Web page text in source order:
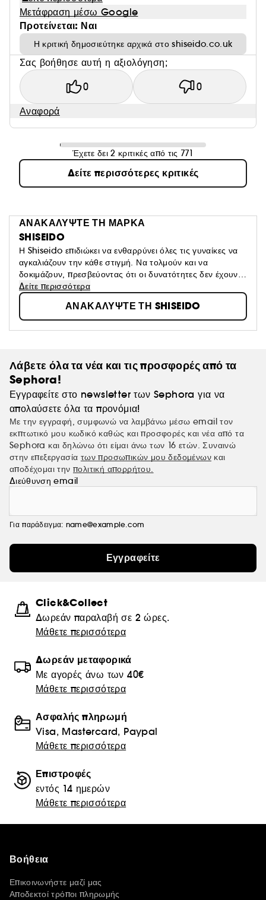
ΥΦΗ ΚΑΙ ΑΡΩΜΑ
Απολαύστε το πολυτελές άρωμα της ιαπωνικής
ορχιδέας, που περικλείεται σε μια πλούσια υφή, καθώς
απλώνεται απαλά στο δέρμα.
ΠΡΟΓΡΑΜΜΑ ΠΕΡΙΠΟΙΗΣΗΣ
Για ένα ολοκληρωμένο πρόγραμμα περιποίησης,
βασισμένο στις ανάγκες της ώριμης επιδερμίδας, η
Shiseido προτείνει τα παρακάτω βήματα:
Uplifted & Firming, πρωί και βράδυ.
2. Χρησιμοποιήστε την κρέμα Concentrated
Supreme, πρωί και βράδυ.
3. Ολοκληρώστε με το Vital Perfection Liftdefine
Radiance Night Concentrate, ως το τελευταίο βήμα
του βραδινού προγράμματος περιποίησης της
επιδερμίδας σας.
(2) Βάσει τεστ αυτό-αξιολόγησης 110 γυναικών
Μετάφραση μέσω Google
Προτείνεται: Ναι
Η κριτική δημοσιεύτηκε αρχικά στο shiseido.co.uk
Σας βοήθησε αυτή η αξιολόγηση;
0 0
Αναφορά
Έχετε δει 2 κριτικές από τις 771
Δείτε περισσότερες κριτικές
ΑΝΑΚΑΛΥΨΤΕ ΤΗ ΜΑΡΚΑ
SHISEIDO
Η Shiseido επιδιώκει να ενθαρρύνει όλες τις γυναίκες να
αγκαλιάζουν την κάθε στιγμή. Να τολμούν και να
δοκιμάζουν, πρεσβεύοντας ότι οι δυνατότητες δεν έχουν
όρια.
Δείτε περισσότερα
ΑΝΑΚΑΛΥΨΤΕ ΤΗ SHISEIDO
Λάβετε όλα τα νέα και τις προσφορές από τα
Sephora!
Εγγραφείτε στο newsletter των Sephora για να
απολαύσετε όλα τα προνόμια!
Με την εγγραφή, συμφωνώ να λαμβάνω μέσω email τον
εκπτωτικό μου κωδικό καθώς και προσφορές και νέα από τα
Sephora και δηλώνω ότι είμαι άνω των 16 ετών. Συναινώ
στην επεξεργασία των προσωπικών μου δεδομένων και
αποδέχομαι την πολιτική απορρήτου.
Διεύθυνση email
Για παράδειγμα: name@example.com
Εγγραφείτε
Click&Collect
Δωρεάν παραλαβή σε 2 ώρες.
Μάθετε περισσότερα
Δωρεάν μεταφορικά
Με αγορές άνω των 40€
Μάθετε περισσότερα
Ασφαλής πληρωμή
Visa, Mastercard, Paypal
Μάθετε περισσότερα
Επιστροφές
εντός 14 ημερών
Μάθετε περισσότερα
Βοήθεια
Επικοινωνήστε μαζί μας
Αποδεκτοί τρόποι πληρωμής